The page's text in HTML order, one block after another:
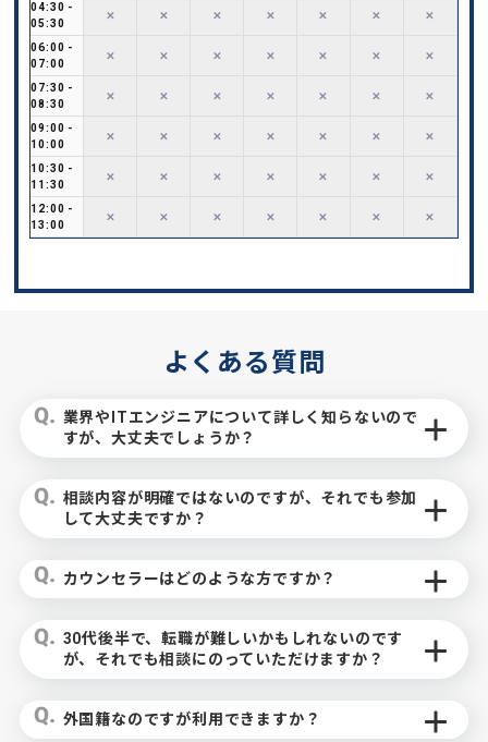
04:30 -
05:30
06:00 -
07:00
07:30 -
08:30
09:00 -
10:00
10:30 -
11:30
12:00 -
13:00
✕
✕
✕
✕
✕
✕
✕
✕
✕
✕
✕
✕
✕
✕
✕
✕
✕
✕
✕
✕
✕
✕
✕
✕
✕
✕
✕
✕
✕
✕
✕
✕
✕
✕
✕
✕
✕
✕
✕
✕
✕
✕
よくある質問
業界やITエンジニアについて詳しく知らないので
すが、大丈夫でしょうか？
相談内容が明確ではないのですが、それでも参加
して大丈夫ですか？
カウンセラーはどのような方ですか？
30代後半で、転職が難しいかもしれないのです
が、それでも相談にのっていただけますか？
外国籍なのですが利用できますか？